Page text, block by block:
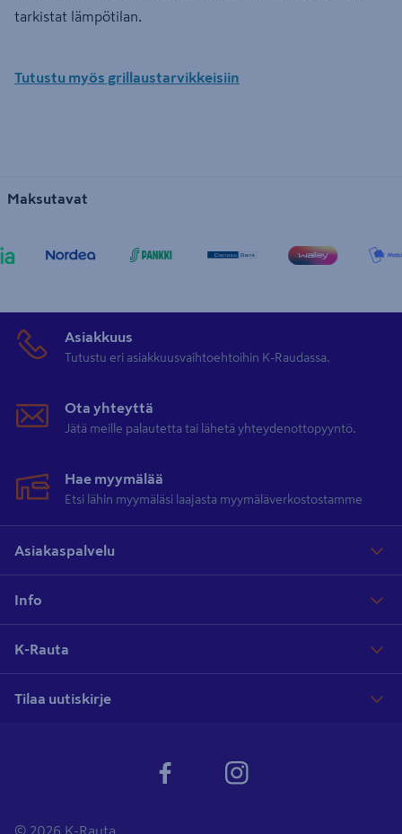
tarkistat lämpötilan.
Tutustu myös grillaustarvikkeisiin
Maksutavat
Asiakkuus
Tutustu eri asiakkuusvaihtoehtoihin K-Raudassa.
Ota yhteyttä
Jätä meille palautetta tai lähetä yhteydenottopyyntö.
Hae myymälää
Etsi lähin myymäläsi laajasta myymäläverkostostamme
Asiakaspalvelu
Info
K-Rauta
Tilaa uutiskirje
© 2026 K-Rauta